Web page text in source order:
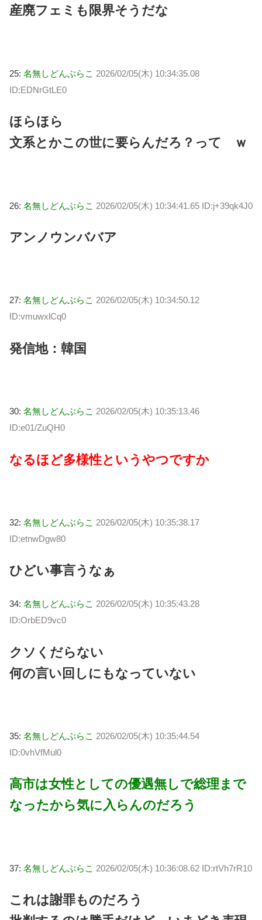
産廃フェミも限界そうだな
25: 名無しどんぶらこ 2026/02/05(木) 10:34:35.08
ID:EDNrGtLE0
ほらほら
文系とかこの世に要らんだろ？って ｗ
26: 名無しどんぶらこ 2026/02/05(木) 10:34:41.65 ID:j+39qk4J0
アンノウンババア
27: 名無しどんぶらこ 2026/02/05(木) 10:34:50.12
ID:vmuwxlCq0
発信地：韓国
30: 名無しどんぶらこ 2026/02/05(木) 10:35:13.46
ID:e01/ZuQH0
なるほど多様性というやつですか
32: 名無しどんぶらこ 2026/02/05(木) 10:35:38.17
ID:etnwDgw80
ひどい事言うなぁ
34: 名無しどんぶらこ 2026/02/05(木) 10:35:43.28
ID:OrbED9vc0
クソくだらない
何の言い回しにもなっていない
35: 名無しどんぶらこ 2026/02/05(木) 10:35:44.54
ID:0vhVfMul0
高市は女性としての優遇無しで総理まで
なったから気に入らんのだろう
37: 名無しどんぶらこ 2026/02/05(木) 10:36:08.62 ID:rtVh7rR10
これは謝罪ものだろう